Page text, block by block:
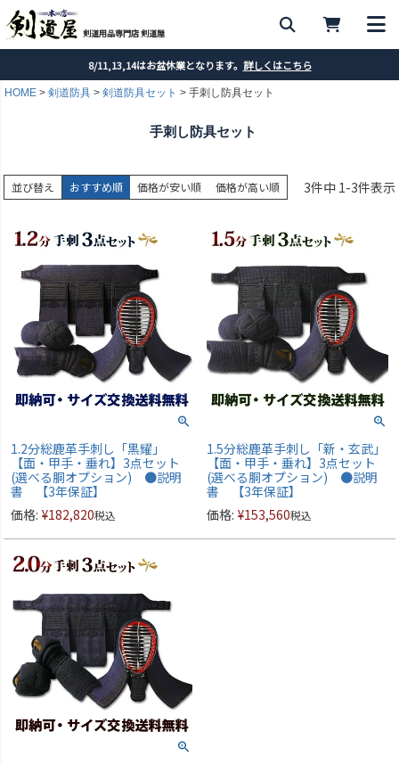
剣道用品専門店 剣道屋
8/11,13,14はお盆休業となります。 詳しくはこちら
HOME 剣道防具 剣道防具セット 手刺し防具セット
手刺し防具セット
並び替え おすすめ順 価格が安い順 価格が高い順 3件中 1-3件表示
1.2分総鹿革手刺し「黒耀」
【面・甲手・垂れ】3点セット
(選べる胴オプション) ●説明
書 【3年保証】
価格: ¥182,820税込
1.5分総鹿革手刺し「新・玄武」
【面・甲手・垂れ】3点セット
(選べる胴オプション) ●説明
書 【3年保証】
価格: ¥153,560税込